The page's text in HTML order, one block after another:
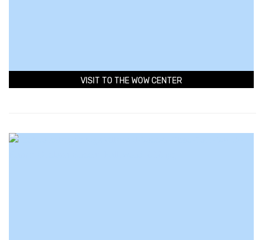
VISIT TO THE WOW CENTER